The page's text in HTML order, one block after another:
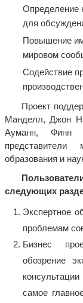
Определение
для
Повышение
мировом
Содействие
Проект
Манделл, Джон
Ауманн, Финн
представители
образования и
следующих
Экспертное
проблемам
Бизнес
обозрение
самое